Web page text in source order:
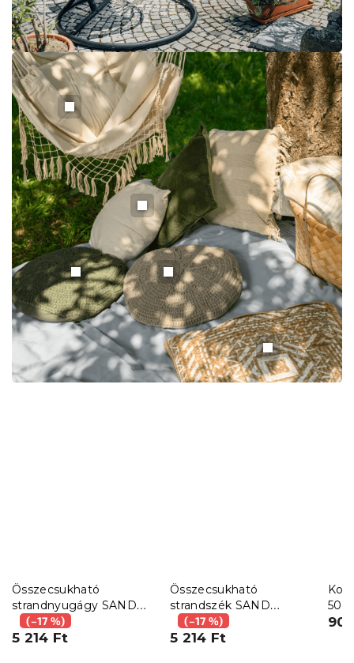
Összecsukható
strandnyugágy SAND
ICE CREAM, színes
kivitel
(–17 %)
5 214 Ft
Összecsukható
strandszék SAND
STRIPES, zöld
(–17 %)
5 214 Ft